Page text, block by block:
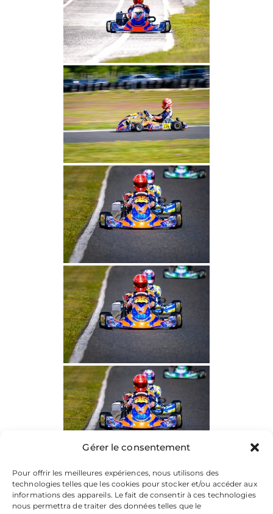
Gérer le consentement
Pour offrir les meilleures expériences, nous utilisons des
technologies telles que les cookies pour stocker et/ou accéder aux
informations des appareils. Le fait de consentir à ces technologies
nous permettra de traiter des données telles que le